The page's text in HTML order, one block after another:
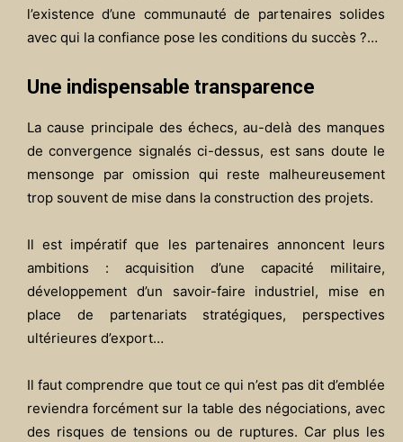
l’existence d’une communauté de partenaires solides
avec qui la confiance pose les conditions du succès ?…
Une indispensable transparence
La cause principale des échecs, au-delà des manques
de convergence signalés ci-dessus, est sans doute le
mensonge par omission qui reste malheureusement
trop souvent de mise dans la construction des projets.
Il est impératif que les partenaires annoncent leurs
ambitions : acquisition d’une capacité militaire,
développement d’un savoir-faire industriel, mise en
place de partenariats stratégiques, perspectives
ultérieures d’export…
Il faut comprendre que tout ce qui n’est pas dit d’emblée
reviendra forcément sur la table des négociations, avec
des risques de tensions ou de ruptures. Car plus les